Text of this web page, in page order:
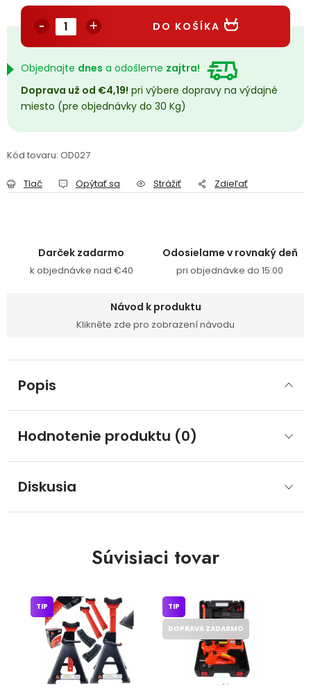
Přihlášení Registrace +
DO KOŠÍKA
Objednajte dnes a odošleme zajtra!
Doprava už od €4,19! pri výbere dopravy na výdajné
miesto (pre objednávky do 30 Kg)
Kód tovaru: OD027
Tlač Opýtať sa Strážiť Zdieľať
Darček zadarmo
k objednávke nad €40
Odosielame v rovnaký deň
pri objednávke do 15:00
Návod k produktu
Klikněte zde pro zobrazení návodu
Popis
Hodnotenie produktu (0)
Diskusia
Súvisiaci tovar
TIP TIP
DOPRAVA ZADARMO